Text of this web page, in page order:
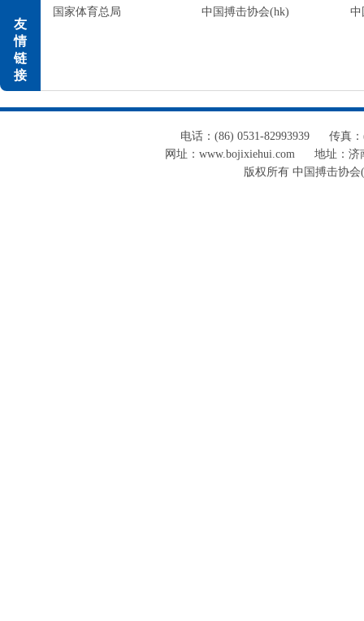
友
情
链
接
国家体育总局 中国搏击协会(hk) 中
电话：(86) 0531-82993939
传真
网址：www.bojixiehui.com
地址：济
版权所有 中国搏击协会